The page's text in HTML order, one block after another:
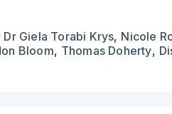
Dr Giela Torabi Krys, Nicole
Bloom, Thomas Doherty,